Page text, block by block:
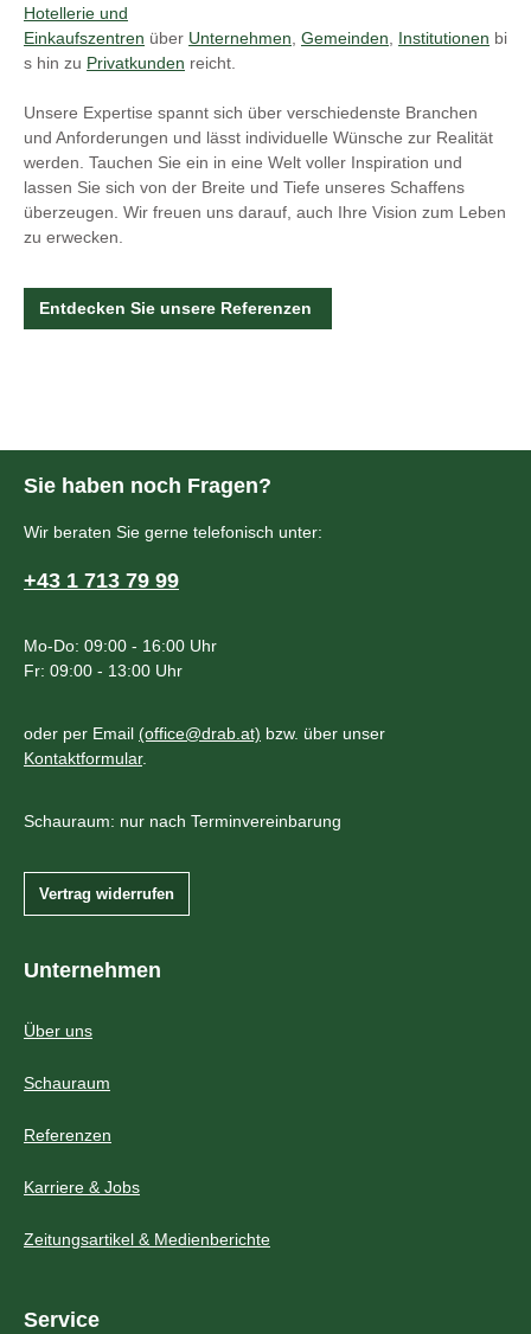
Hotellerie und
Einkaufszentren über Unternehmen, Gemeinden, Institutionen bi
s hin zu Privatkunden reicht.
Unsere Expertise spannt sich über verschiedenste Branchen
und Anforderungen und lässt individuelle Wünsche zur Realität
werden. Tauchen Sie ein in eine Welt voller Inspiration und
lassen Sie sich von der Breite und Tiefe unseres Schaffens
überzeugen. Wir freuen uns darauf, auch Ihre Vision zum Leben
zu erwecken.
Entdecken Sie unsere Referenzen
Sie haben noch Fragen?
Wir beraten Sie gerne telefonisch unter:
+43 1 713 79 99
Mo-Do: 09:00 - 16:00 Uhr
Fr: 09:00 - 13:00 Uhr
oder per Email (office@drab.at) bzw. über unser
Kontaktformular.
Schauraum: nur nach Terminvereinbarung
Vertrag widerrufen
Unternehmen
Über uns
Schauraum
Referenzen
Karriere & Jobs
Zeitungsartikel & Medienberichte
Service